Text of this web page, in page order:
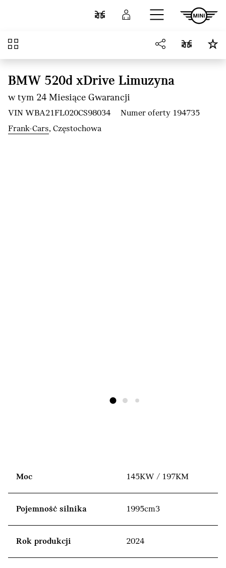
Przejdź do głównej treści
Porównaj Zaloguj się
Przegląd
BMW 520d xDrive Limuzyna
w tym 24 Miesiące Gwarancji
VIN WBA21FL020CS98034
Numer oferty 194735
Frank-Cars, Częstochowa
Moc 145KW / 197KM
Pojemność silnika 1995cm3
Rok produkcji 2024